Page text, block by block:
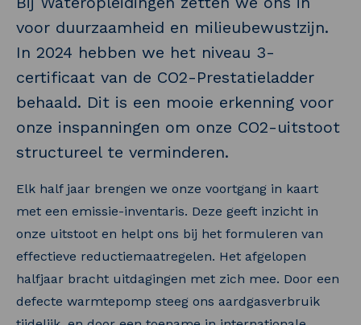
voor duurzaamheid en milieubewustzijn.
In 2024 hebben we het niveau 3-
certificaat van de CO2-Prestatieladder
behaald. Dit is een mooie erkenning voor
onze inspanningen om onze CO2-uitstoot
structureel te verminderen.
Elk half jaar brengen we onze voortgang in kaart
met een emissie-inventaris. Deze geeft inzicht in
onze uitstoot en helpt ons bij het formuleren van
effectieve reductiemaatregelen. Het afgelopen
halfjaar bracht uitdagingen met zich mee. Door een
defecte warmtepomp steeg ons aardgasverbruik